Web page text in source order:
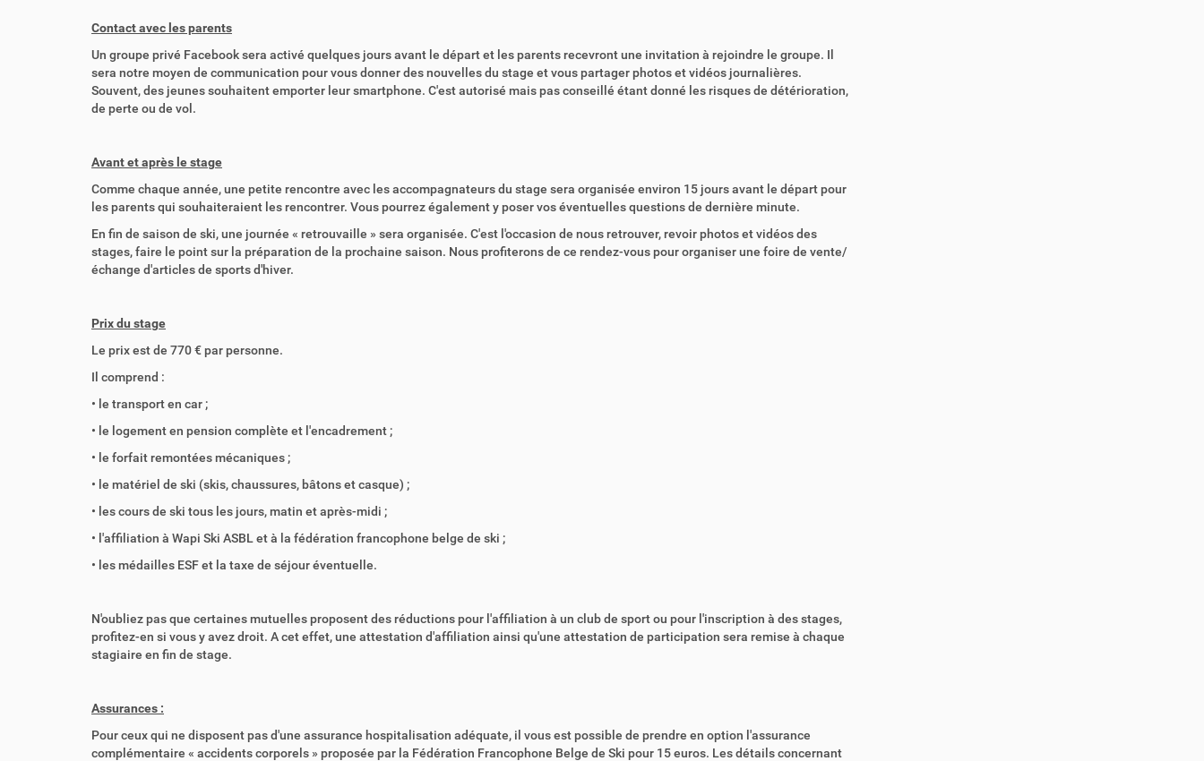
Contact avec les parents
Un groupe privé Facebook sera activé quelques jours avant le départ et les parents recevront une invitation à rejoindre le groupe. Il
sera notre moyen de communication pour vous donner des nouvelles du stage et vous partager photos et vidéos journalières.
Souvent, des jeunes souhaitent emporter leur smartphone. C'est autorisé mais pas conseillé étant donné les risques de détérioration,
de perte ou de vol.
Avant et après le stage
Comme chaque année, une petite rencontre avec les accompagnateurs du stage sera organisée environ 15 jours avant le départ pour
les parents qui souhaiteraient les rencontrer. Vous pourrez également y poser vos éventuelles questions de dernière minute.
En fin de saison de ski, une journée « retrouvaille » sera organisée. C'est l'occasion de nous retrouver, revoir photos et vidéos des
stages, faire le point sur la préparation de la prochaine saison. Nous profiterons de ce rendez-vous pour organiser une foire de vente/
échange d'articles de sports d'hiver.
Prix du stage
Le prix est de 770 € par personne.
Il comprend :
• le transport en car ;
• le logement en pension complète et l'encadrement ;
• le forfait remontées mécaniques ;
• le matériel de ski (skis, chaussures, bâtons et casque) ;
• les cours de ski tous les jours, matin et après-midi ;
• l'affiliation à Wapi Ski ASBL et à la fédération francophone belge de ski ;
• les médailles ESF et la taxe de séjour éventuelle.
N'oubliez pas que certaines mutuelles proposent des réductions pour l'affiliation à un club de sport ou pour l'inscription à des stages,
profitez-en si vous y avez droit. A cet effet, une attestation d'affiliation ainsi qu'une attestation de participation sera remise à chaque
stagiaire en fin de stage.
Assurances :
Pour ceux qui ne disposent pas d'une assurance hospitalisation adéquate, il vous est possible de prendre en option l'assurance
complémentaire « accidents corporels » proposée par la Fédération Francophone Belge de Ski pour 15 euros. Les détails concernant